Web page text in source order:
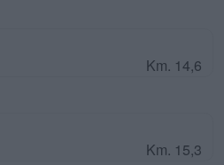
Km. 14,6
Km. 15,3